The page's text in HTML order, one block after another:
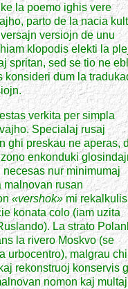
la poemo ighis vere
parto de la nacia
versiojn de unu
klopodis elekti la
spritan, sed se tio ne
dum la
verkita per simpla
Specialaj rusaj
ghi preskau ne aperas,
enkonduki
necesas nur minimumaj
malnovan rusan
«vershok»mi
konata colo (iam uzita
La strato
la rivero Moskvo (se
urbocentro), malgrau
rekonstruoj konservis
nomon kaj